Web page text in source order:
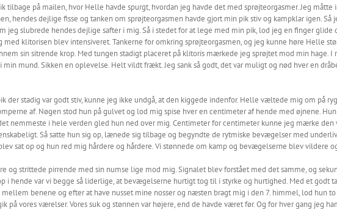
på mailen, hvor Helle havde spurgt, hvordan jeg havde det med sprøjteorgasmer. Jeg
hendes dejlige fisse og tanken om sprøjteorgasmen havde gjort min pik stiv og kampklar igen. Så
jeg slubrede hendes dejlige safter i mig. Så i stedet for at lege med min pik, lod jeg en finger
klitorisen blev intensiveret. Tankerne for omkring sprøjteorgasmen, og jeg kunne høre Helle
sin sitrende krop. Med tungen stadigt placeret på klitoris mærkede jeg sprøjtet mod min hage. I
mund. Sikken en oplevelse. Helt vildt frækt. Jeg sank så godt, det var muligt og nød hver en
der stadig var godt stiv, kunne jeg ikke undgå, at den kiggede indenfor. Helle væltede mig om på
af. Nøgen stod hun på gulvet og lod mig spise hver en centimeter af hende med øjnene.
nemmeste i hele verden gled hun ned over mig. Centimeter for centimeter kunne jeg mærke
Så satte hun sig op, lænede sig tilbage og begyndte de rytmiske bevægelser med
sat op og hun red mig hårdere og hårdere. Vi stønnede om kamp og bevægelserne blev vildere
og strittede pirrende med sin numse lige mod mig. Signalet blev forstået med det samme, og
i hende var vi begge så liderlige, at bevægelserne hurtigt tog til i styrke og hurtighed. Med et godt
benene og efter at have nusset mine nosser og næsten bragt mig i den 7. himmel, lod hun
vores værelser. Vores suk og stønnen var højere, end de havde været før. Og for hver gang jeg